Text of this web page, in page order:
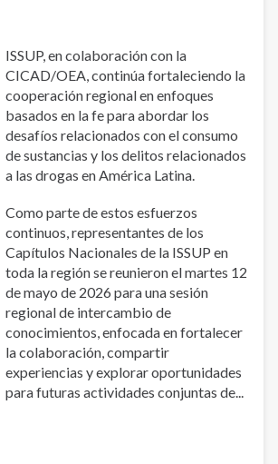
(PLAPA)
ISSUP, en colaboración con la
CICAD/OEA, continúa fortaleciendo la
cooperación regional en enfoques
basados ​​en la fe para abordar los
desafíos relacionados con el consumo
de sustancias y los delitos relacionados
a las drogas en América Latina.
Como parte de estos esfuerzos
continuos, representantes de los
Capítulos Nacionales de la ISSUP en
toda la región se reunieron el martes 12
de mayo de 2026 para una sesión
regional de intercambio de
conocimientos, enfocada en fortalecer
la colaboración, compartir
experiencias y explorar oportunidades
para futuras actividades conjuntas de...